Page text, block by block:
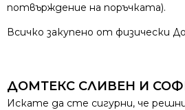
потвърждение на поръчката).
Всичко закупено от физически
ДОМТЕКС СЛИВЕН И
Искате да сте сигурни, че